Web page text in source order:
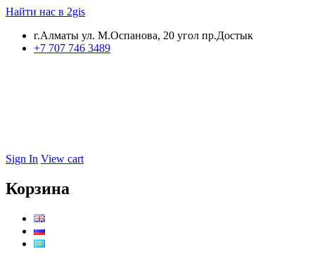
Найти нас в 2gis
г.Алматы ул. М.Оспанова, 20 угол пр.Достык
+7 707 746 3489
Sign In View cart
Корзина